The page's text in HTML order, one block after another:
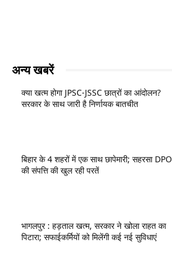
अन्य खबरें
क्या खत्म होगा JPSC-JSSC छात्रों का आंदोलन?
सरकार के साथ जारी है निर्णायक बातचीत
बिहार के 4 शहरों में एक साथ छापेमारी; सहरसा DPO
की संपत्ति की खुल रही परतें
भागलपुर : हड़ताल खत्म, सरकार ने खोला राहत का
पिटारा; सफाईकर्मियों को मिलेंगी कई नई सुविधाएं